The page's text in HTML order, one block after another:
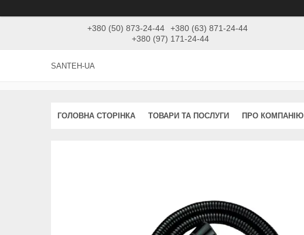
+380 (50) 873-24-44
+380 (63) 871-24-44
+380 (97) 171-24-44
SANTEH-UA
ГОЛОВНА СТОРІНКА ТОВАРИ ТА ПОСЛУГИ ПРО КОМПАНІЮ